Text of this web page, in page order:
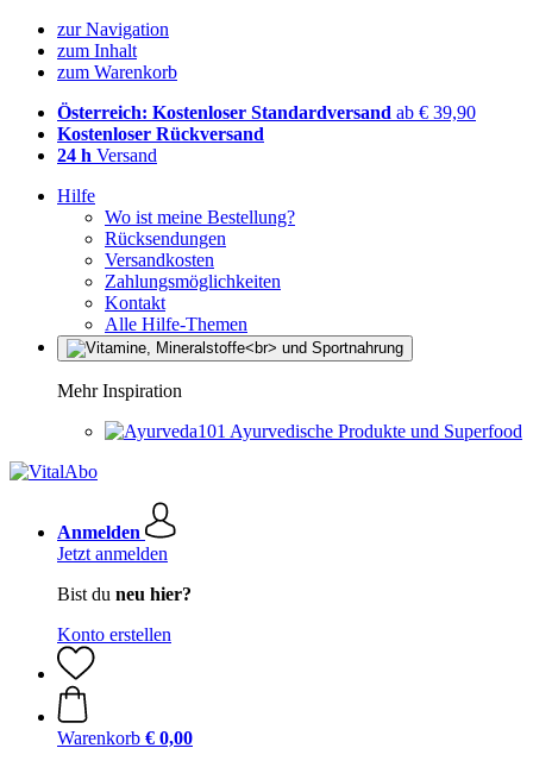
zur Navigation
zum Inhalt
zum Warenkorb
Österreich: Kostenloser Standardversand ab € 39,90
Kostenloser Rückversand
24 h Versand
Hilfe
Wo ist meine Bestellung?
Rücksendungen
Versandkosten
Zahlungsmöglichkeiten
Kontakt
Alle Hilfe-Themen
Mehr Inspiration
Ayurvedische Produkte und Superfood
Anmelden
Jetzt anmelden
Bist du neu hier?
Konto erstellen
Warenkorb € 0,00